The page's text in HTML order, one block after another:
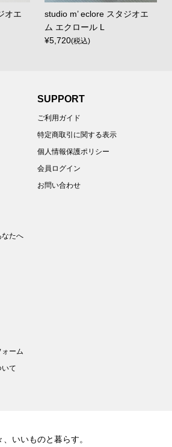
オエ
studio m’ eclore スタジオエ
ム エクロール L
¥5,720(税込)
なたへ
SUPPORT
ご利用ガイド
特定商取引に関する表示
個人情報保護ポリシー
会員ログイン
お問い合わせ
ォーム
て
、いいものと暮らす。